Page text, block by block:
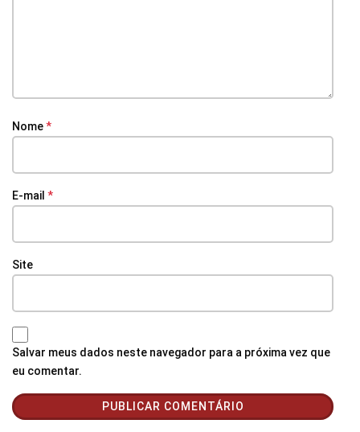
Nome*
E-mail *
Site
Salvar meus dados neste navegador para a próxima vez que
eu comentar.